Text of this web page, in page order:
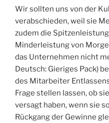
Wir sollten uns von der
verabschieden, weil sie
zudem die
Minderleistung von
das Unternehmen nicht
Deutsch: Gieriges Pack)
des Mitarbeiter
Frage stellen lassen, ob
versagt haben, wenn sie
Rückgang der Gewinne